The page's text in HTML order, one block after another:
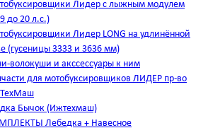
Лидер с лыжным модулем
9 до 20 л.с.)
Лидер LONG на удлинённой
(гусеницы 3333 и 3636 мм)
волокуши и акссессуары к ним
для мотобуксировщиков ЛИДЕР пр-во
Бычок (Ижтехмаш)
Лебедка + Навесное